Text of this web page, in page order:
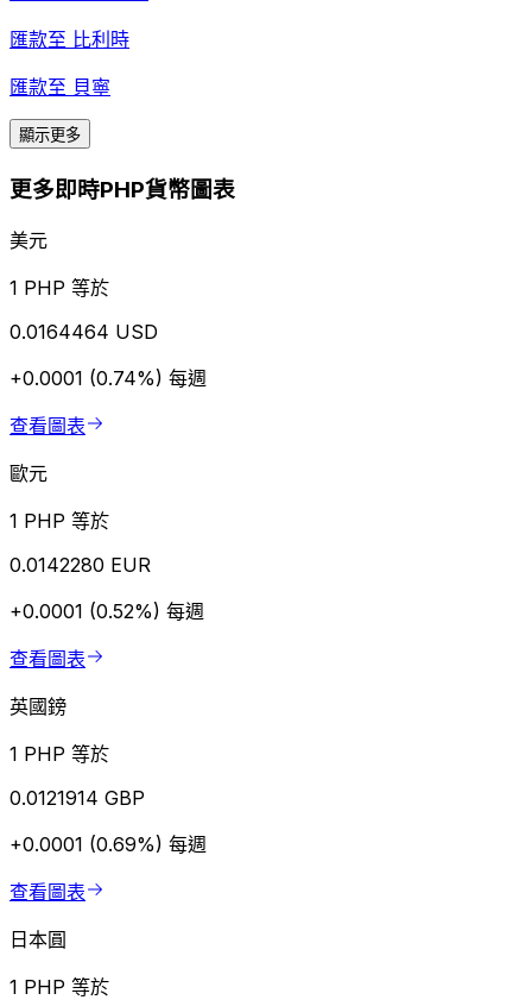
匯款至 比利時
匯款至 貝寧
顯示更多
更多即時PHP貨幣圖表
美元
1 PHP 等於
0.0164464 USD
+0.0001 (0.74%) 每週
查看圖表
歐元
1 PHP 等於
0.0142280 EUR
+0.0001 (0.52%) 每週
查看圖表
英國鎊
1 PHP 等於
0.0121914 GBP
+0.0001 (0.69%) 每週
查看圖表
日本圓
1 PHP 等於